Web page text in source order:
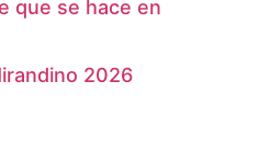
que se hace en
2026